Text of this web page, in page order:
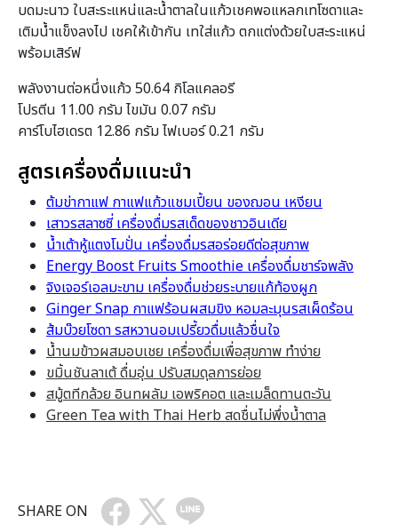
บดมะนาว ใบสะระแหน่และน้ำตาลในแก้วเชคพอแหลกเทโซดาและ
เติมน้ำแข็งลงไป เชคให้เข้ากัน เทใส่แก้ว ตกแต่งด้วยใบสะระแหน่
พร้อมเสิร์ฟ
พลังงานต่อหนึ่งแก้ว 50.64 กิโลแคลอรี
โปรตีน 11.00 กรัม ไขมัน 0.07 กรัม
คาร์โบไฮเดรต 12.86 กรัม ไฟเบอร์ 0.21 กรัม
สูตรเครื่องดื่มแนะนำ
ต้มข่ากาแฟ กาแฟแก้วแชมเปี้ยน ของฌอน เหงียน
เสาวรสลาซซี่ เครื่องดื่มรสเด็ดของชาวอินเดีย
น้ำเต้าหู้แตงโมปั่น เครื่องดื่มรสอร่อยดีต่อสุขภาพ
Energy Boost Fruits Smoothie เครื่องดื่มชาร์จพลัง
จิงเจอร์เอลมะขาม เครื่องดื่มช่วยระบายแก้ท้องผูก
Ginger Snap กาแฟร้อนผสมขิง หอมละมุนรสเผ็ดร้อน
ส้มบ๊วยโซดา รสหวานอมเปรี้ยวดื่มแล้วชื่นใจ
น้ำนมข้าวผสมอบเชย เครื่องดื่มเพื่อสุขภาพ ทำง่าย
ขมิ้นชันลาเต้ ดื่มอุ่น ปรับสมดุลการย่อย
สมู้ตทีกล้วย อินทผลัม เอพริคอต และเมล็ดทานตะวัน
Green Tea with Thai Herb สดชื่นไม่พึ่งน้ำตาล
SHARE ON